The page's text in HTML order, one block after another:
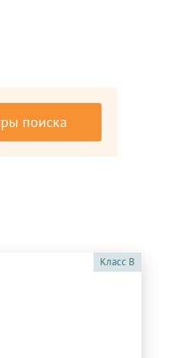
поиска
Класс B